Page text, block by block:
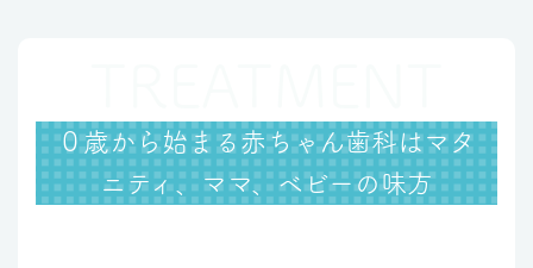
０歳から始まる赤ちゃん歯科はマタ
ニティ、ママ、ベビーの味方